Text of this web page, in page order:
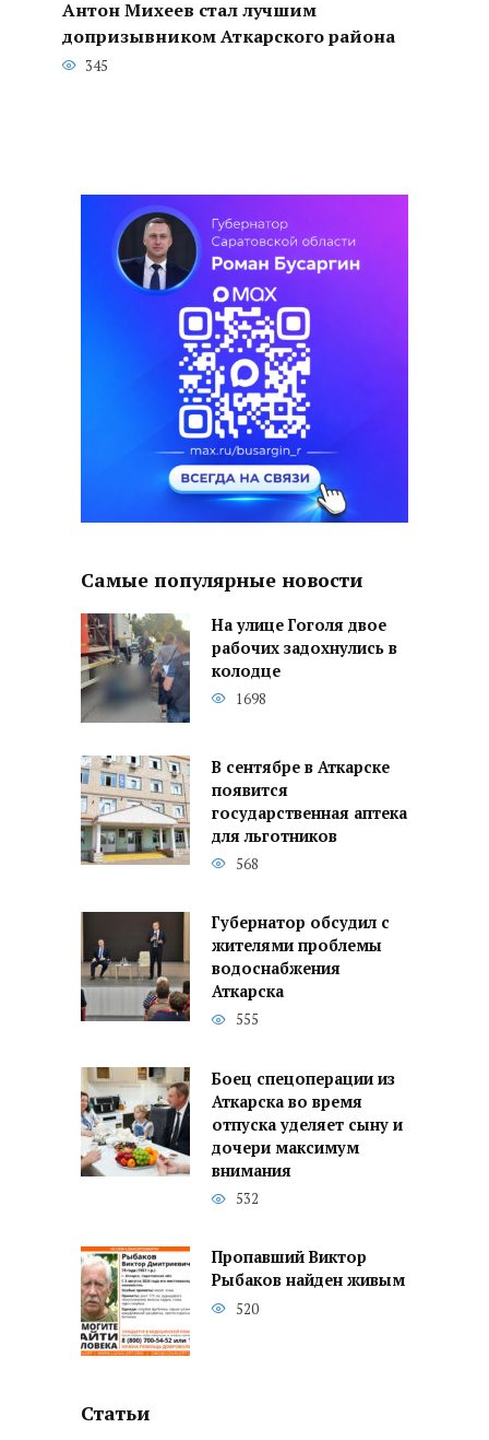
Антон Михеев стал лучшим
допризывником Аткарского района
345
Самые популярные новости
На улице Гоголя двое
рабочих задохнулись в
колодце
1698
В сентябре в Аткарске
появится
государственная аптека
для льготников
568
Губернатор обсудил с
жителями проблемы
водоснабжения
Аткарска
555
Боец спецоперации из
Аткарска во время
отпуска уделяет сыну и
дочери максимум
внимания
532
Пропавший Виктор
Рыбаков найден живым
520
Статьи